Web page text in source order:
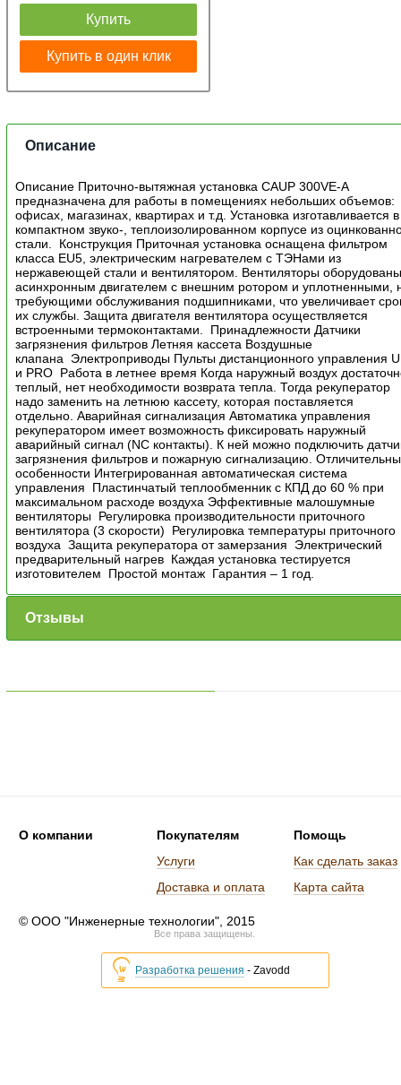
Купить
Купить в один клик
Описание
Описание Приточно-вытяжная установка CAUP 300VE-A
предназначена для работы в помещениях небольших объемов:
офисах, магазинах, квартирах и т.д. Установка изготавливается в
компактном звуко-, теплоизолированном корпусе из
стали. Конструкция Приточная установка оснащена фильтром
класса EU5, электрическим нагревателем с ТЭНами из
нержавеющей стали и вентилятором. Вентиляторы
асинхронным двигателем с внешним ротором и уплотненными,
требующими обслуживания подшипниками, что увеличивает
их службы. Защита двигателя вентилятора осуществляется
встроенными термоконтактами. Принадлежности Датчики
загрязнения фильтров Летняя кассета Воздушные
клапана Электроприводы Пульты дистанционного управления
и PRO Работа в летнее время Когда наружный воздух
теплый, нет необходимости возврата тепла. Тогда рекуператор
надо заменить на летнюю кассету, которая поставляется
отдельно. Аварийная сигнализация Автоматика управления
рекуператором имеет возможность фиксировать наружный
аварийный сигнал (NC контакты). К ней можно подключить
загрязнения фильтров и пожарную сигнализацию.
особенности Интегрированная автоматическая система
управления Пластинчатый теплообменник с КПД до 60 % при
максимальном расходе воздуха Эффективные малошумные
вентиляторы Регулировка производительности приточного
вентилятора (3 скорости) Регулировка температуры приточного
воздуха Защита рекуператора от замерзания Электрический
предварительный нагрев Каждая установка тестируется
изготовителем Простой монтаж Гарантия – 1 год.
Отзывы
О компании
Покупателям
Услуги
Доставка и оплата
Помощь
Как сделать заказ
Карта сайта
© ООО "Инженерные технологии", 2015
Все права защищены.
Разработка решения - Zavodd